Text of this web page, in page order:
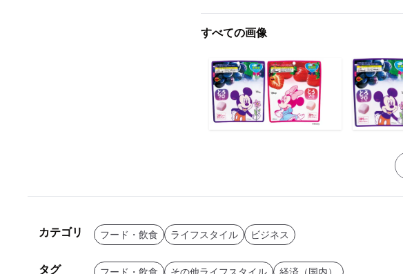
すべての画像
カテゴリ フード・飲食 ライフスタイル ビジネス
タグ